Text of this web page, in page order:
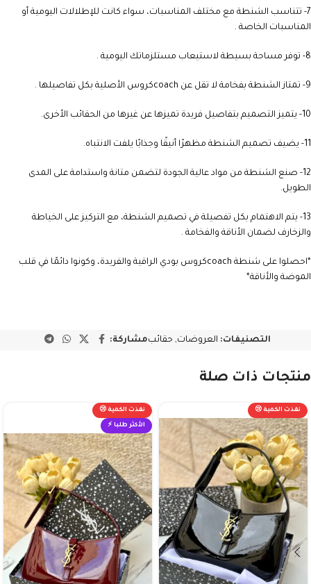
7- تتناسب الشنطة مع مختلف المناسبات، سواء كانت للإطلالات اليومية أو
المناسبات الخاصة .
8- توفر مساحة بسيطة لاستيعاب مستلزماتك اليومية .
9- تمتاز الشنطة بفخامة لا تقل عن coachكروس الأصلية بكل تفاصيلها .
10- يتميز التصميم بتفاصيل فريدة تميزها عن غيرها من الحقائب الأخرى.
11- يضيف تصميم الشنطة مظهرًا أنيقًا وجذابًا يلفت الانتباه.
12- صنع الشنطة من مواد عالية الجودة لتضمن متانة واستدامة على المدى
الطويل.
13- يتم الاهتمام بكل تفصيلة في تصميم الشنطة، مع التركيز على الخياطة
والزخارف لضمان الأناقة والفخامة .
*احصلوا على شنطة coachكروس بودي الراقية والفريدة، وكونوا دائمًا في قلب
الموضة والأناقة*
التصنيفات: العروضات, حقائبمشاركة:
منتجات ذات صلة
نفذت الكمية 😢 نفذت الكمية 😢
الأكثر طلبا ⚡